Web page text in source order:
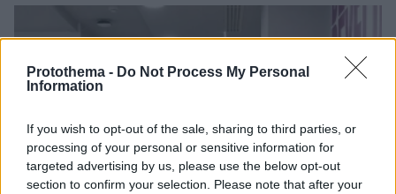
Protothema - Do Not Process My Personal
Information
If you wish to opt-out of the sale, sharing to third parties, or
processing of your personal or sensitive information for
targeted advertising by us, please use the below opt-out
section to confirm your selection. Please note that after your